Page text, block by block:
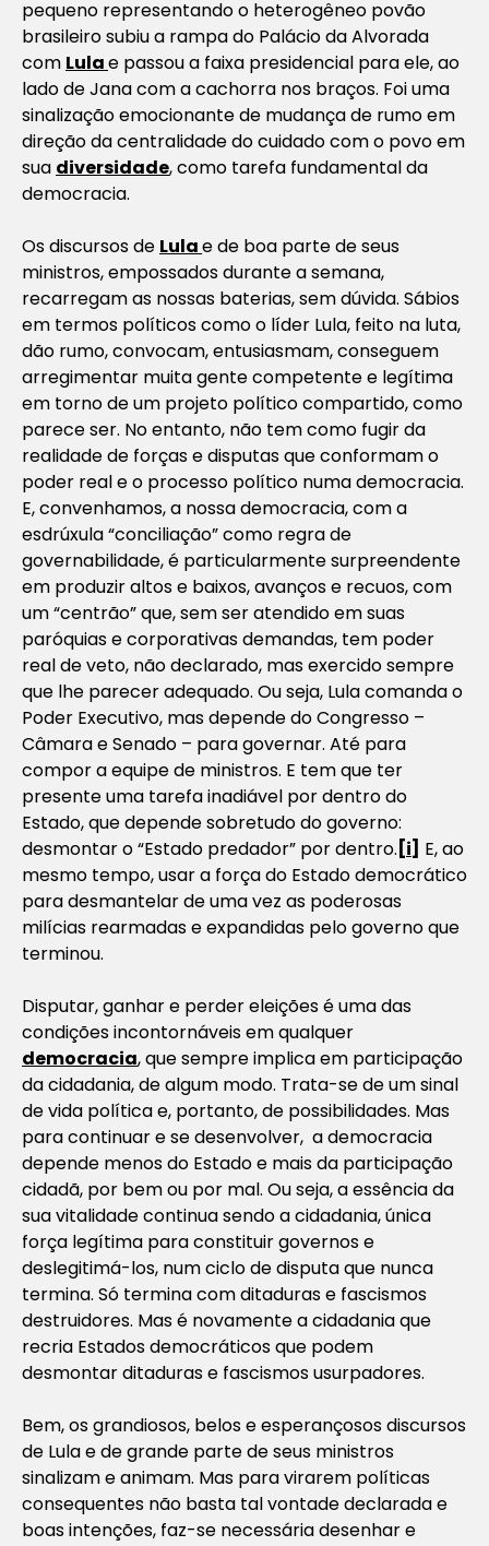
pequeno representando o heterogêneo povão
brasileiro subiu a rampa do Palácio da Alvorada
com Lulae passou a faixa presidencial para ele, ao
lado de Jana com a cachorra nos braços. Foi uma
sinalização emocionante de mudança de rumo em
direção da centralidade do cuidado com o povo em
sua diversidade, como tarefa fundamental da
democracia.
Os discursos de Lulae de boa parte de seus
ministros, empossados durante a semana,
recarregam as nossas baterias, sem dúvida. Sábios
em termos políticos como o líder Lula, feito na luta,
dão rumo, convocam, entusiasmam, conseguem
arregimentar muita gente competente e legítima
em torno de um projeto político compartido, como
parece ser. No entanto, não tem como fugir da
realidade de forças e disputas que conformam o
poder real e o processo político numa democracia.
E, convenhamos, a nossa democracia, com a
esdrúxula “conciliação” como regra de
governabilidade, é particularmente surpreendente
em produzir altos e baixos, avanços e recuos, com
um “centrão” que, sem ser atendido em suas
paróquias e corporativas demandas, tem poder
real de veto, não declarado, mas exercido sempre
que lhe parecer adequado. Ou seja, Lula comanda o
Poder Executivo, mas depende do Congresso –
Câmara e Senado – para governar. Até para
compor a equipe de ministros. E tem que ter
presente uma tarefa inadiável por dentro do
Estado, que depende sobretudo do governo:
desmontar o “Estado predador” por dentro. [i] E, ao
mesmo tempo, usar a força do Estado democrático
para desmantelar de uma vez as poderosas
milícias rearmadas e expandidas pelo governo que
terminou.
Disputar, ganhar e perder eleições é uma das
condições incontornáveis em qualquer
democracia, que sempre implica em participação
da cidadania, de algum modo. Trata-se de um sinal
de vida política e, portanto, de possibilidades. Mas
para continuar e se desenvolver, a democracia
depende menos do Estado e mais da participação
cidadã, por bem ou por mal. Ou seja, a essência da
sua vitalidade continua sendo a cidadania, única
força legítima para constituir governos e
deslegitimá-los, num ciclo de disputa que nunca
termina. Só termina com ditaduras e fascismos
destruidores. Mas é novamente a cidadania que
recria Estados democráticos que podem
desmontar ditaduras e fascismos usurpadores.
Bem, os grandiosos, belos e esperançosos discursos
de Lula e de grande parte de seus ministros
sinalizam e animam. Mas para virarem políticas
consequentes não basta tal vontade declarada e
boas intenções, faz-se necessária desenhar e